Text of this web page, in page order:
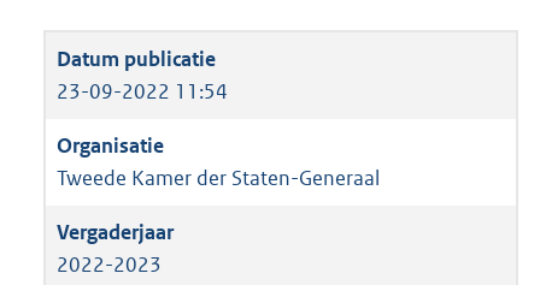
23-09-2022 11:54
Tweede Kamer der Staten-Generaal
2022-2023